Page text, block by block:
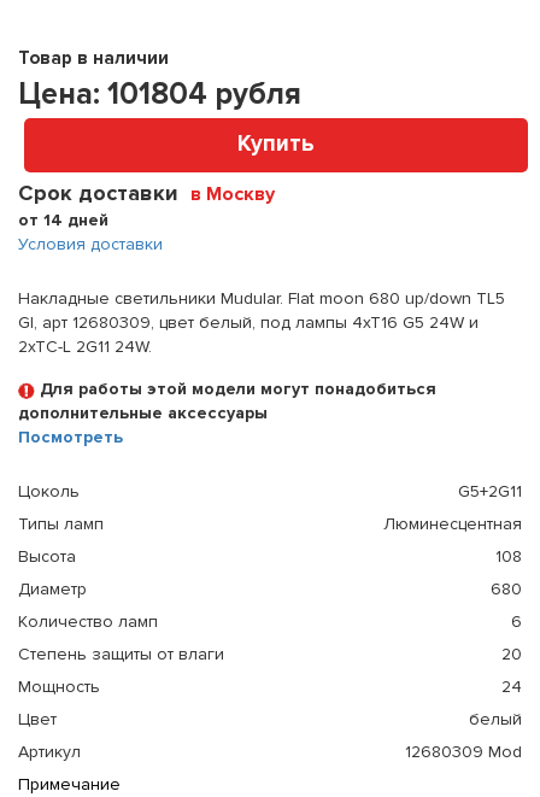
Товар в наличии
Цена: 101804 рубля
Купить
Срок доставки в Москву
от 14 дней
Условия доставки
Накладные светильники Mudular. Flat moon 680 up/down TL5
GI, арт 12680309, цвет белый, под лампы 4xT16 G5 24W и
2xTC-L 2G11 24W.
Для работы этой модели могут понадобиться
дополнительные аксессуары
Посмотреть
Цоколь
G5+2G11
Типы ламп
Люминесцентная
Высота
108
Диаметр
680
Количество ламп
6
Степень защиты от влаги
20
Мощность
24
Цвет
белый
Артикул
12680309 Mod
Примечание